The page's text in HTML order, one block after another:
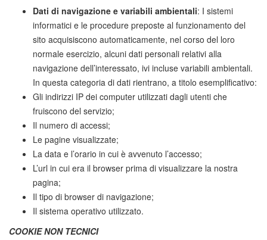
Dati di navigazione e variabili ambientali: I sistemi
informatici e le procedure preposte al funzionamento del
sito acquisiscono automaticamente, nel corso del loro
normale esercizio, alcuni dati personali relativi alla
navigazione dell’interessato, ivi incluse variabili ambientali.
In questa categoria di dati rientrano, a titolo esemplificativo:
Gli indirizzi IP dei computer utilizzati dagli utenti che
fruiscono del servizio;
Il numero di accessi;
Le pagine visualizzate;
La data e l’orario in cui è avvenuto l’accesso;
L’url in cui era il browser prima di visualizzare la nostra
pagina;
Il tipo di browser di navigazione;
Il sistema operativo utilizzato.
COOKIE NON TECNICI